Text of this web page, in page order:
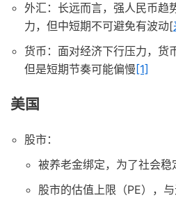
外汇：长远而言，强人民币趋
力，但中短期不可避免有波动[
货币：面对经济下行压力，货
但是短期节奏可能偏慢 [1]
美国
股市：
被养老金绑定，为了社会稳
股市的估值上限（PE），